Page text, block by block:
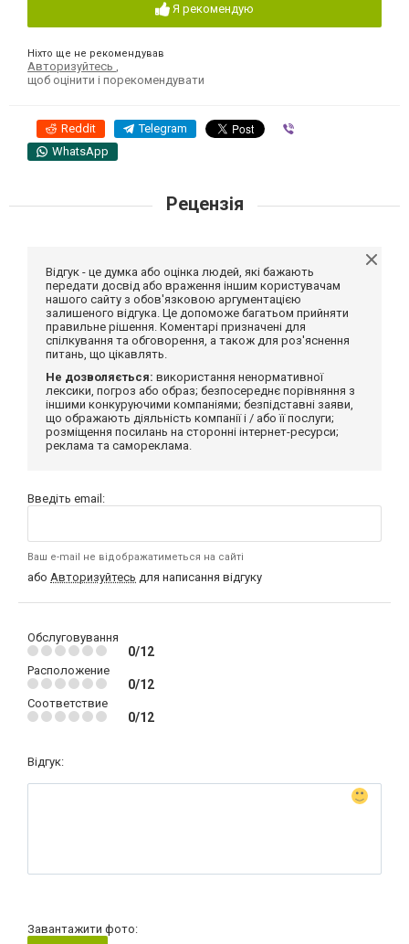
Я рекомендую
Ніхто ще не рекомендував
Авторизуйтесь ,
щоб оцінити і порекомендувати
Reddit Telegram
WhatsApp
Рецензія
Відгук - це думка або оцінка людей, які бажають
передати досвід або враження іншим користувачам
нашого сайту з обов'язковою аргументацією
залишеного відгука. Це допоможе багатьом прийняти
правильне рішення. Коментарі призначені для
спілкування та обговорення, а також для роз'яснення
питань, що цікавлять.
Не дозволяється: використання ненормативної
лексики, погроз або образ; безпосереднє порівняння з
іншими конкуруючими компаніями; безпідставні заяви,
що ображають діяльність компанії і / або її послуги;
розміщення посилань на сторонні інтернет-ресурси;
реклама та самореклама.
Введіть email:
Ваш e-mail не відображатиметься на сайті
або Авторизуйтесь для написання відгуку
Обслуговування
0/12
Расположение
0/12
Соответствие
0/12
Відгук:
Завантажити фото: